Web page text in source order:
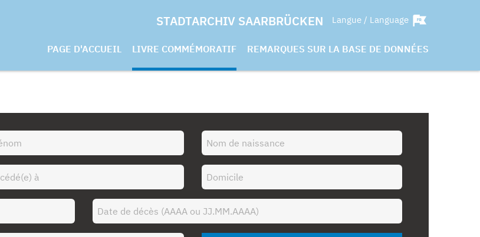
STADTARCHIV SAARBRÜCKEN Langue / Language
PAGE D'ACCUEIL LIVRE COMMÉMORATIF REMARQUES SUR LA BASE DE DONNÉES